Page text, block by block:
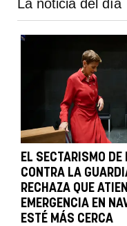
La noticia del día
EL SECTARISMO DE
CONTRA LA
RECHAZA QUE
EMERGENCIA EN
ESTÉ MÁS CERCA